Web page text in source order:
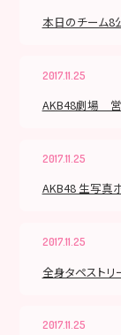
本日のチーム
2017.11.25
AKB48劇場
2017.11.25
AKB48 生写真
2017.11.25
全身タペスト
2017.11.25